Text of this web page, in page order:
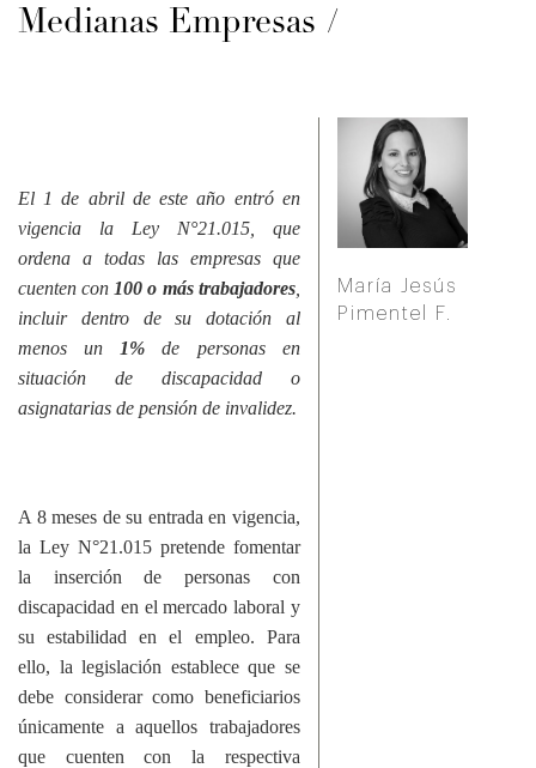
Medianas Empresas
El 1 de abril de este año entró en
vigencia la Ley N°21.015, que
ordena a todas las empresas que
cuenten con 100 o más trabajadores,
incluir dentro de su dotación al
menos un 1% de personas en
situación de discapacidad o
asignatarias de pensión de invalidez.
A 8 meses de su entrada en vigencia,
la Ley N°21.015 pretende fomentar
la inserción de personas con
discapacidad en el mercado laboral y
su estabilidad en el empleo. Para
ello, la legislación establece que se
debe considerar como beneficiarios
únicamente a aquellos trabajadores
que cuenten con la respectiva
María Jesús
Pimentel F.